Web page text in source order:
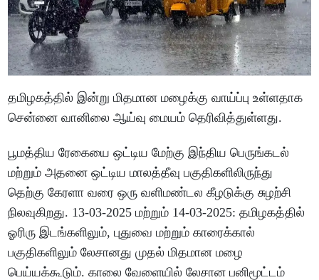
தமிழகத்தில் இன்று மிதமான மழைக்கு வாய்ப்பு உள்ளதாக
சென்னை வானிலை ஆய்வு மையம் தெரிவித்துள்ளது.
பூமத்திய ரேகையை ஒட்டிய மேற்கு இந்திய பெருங்கடல்
மற்றும் அதனை ஒட்டிய மாலத்தீவு பகுதிகளிலிருந்து
தெற்கு கேரளா வரை ஒரு வளிமண்டல கீழடுக்கு சுழற்சி
நிலவுகிறது. 13-03-2025 மற்றும் 14-03-2025: தமிழகத்தில்
ஓரிரு இடங்களிலும், புதுவை மற்றும் காரைக்கால்
பகுதிகளிலும் லேசானது முதல் மிதமான மழை
பெய்யக்கூடும். காலை வேளையில் லேசான பனிமூட்டம்